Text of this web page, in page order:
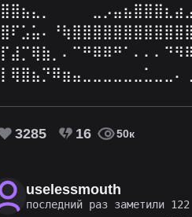
3285 16 50к
uselessmouth
последний раз заметили